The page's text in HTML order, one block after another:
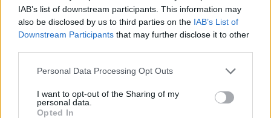
IAB’s list of downstream participants. This information may
also be disclosed by us to third parties on the IAB’s List of
Downstream Participants that may further disclose it to other
Personal Data Processing Opt Outs
I want to opt-out of the Sharing of my
personal data.
Opted In
Quali priorità dovrebbe adottare una politica
industriale orientata all’innovazione nei prossimi dieci
anni?
avanzate: AI, cybersicurezza, spazio, robotica,
semiconduttori di nuova generazione, calcolo